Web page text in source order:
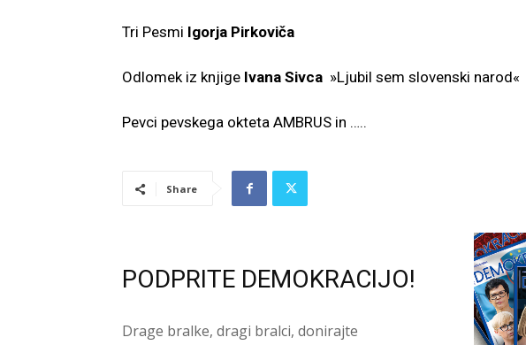
Tri Pesmi Igorja Pirkoviča
Odlomek iz knjige Ivana Sivca »Ljubil sem slovenski narod«
Pevci pevskega okteta AMBRUS in …..
Share
PODPRITE DEMOKRACIJO!
Drage bralke, dragi bralci, donirajte